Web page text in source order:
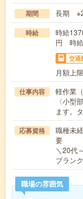
期間 長期 ※2
時給
時給
円 時給
交通
月額上
仕事内容
軽作業
〈小型
ます。
応募資格
職種未
要
＼20代
ブラン
職場の雰囲気